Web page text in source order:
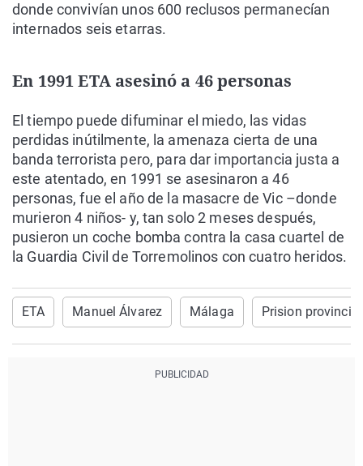
donde convivían unos 600 reclusos permanecían
internados seis etarras.
En 1991 ETA asesinó a 46 personas
El tiempo puede difuminar el miedo, las vidas
perdidas inútilmente, la amenaza cierta de una
banda terrorista pero, para dar importancia justa a
este atentado, en 1991 se asesinaron a 46
personas, fue el año de la masacre de Vic –donde
murieron 4 niños- y, tan solo 2 meses después,
pusieron un coche bomba contra la casa cuartel de
la Guardia Civil de Torremolinos con cuatro heridos.
ETA Manuel Álvarez Málaga Prision provincial